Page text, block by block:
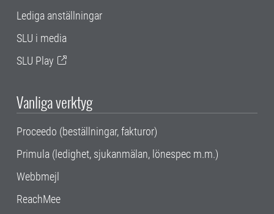
Lediga anställningar
SLU i media
SLU Play
Vanliga verktyg
Proceedo (beställningar, fakturor)
Primula (ledighet, sjukanmälan, lönespec m.m.)
Webbmejl
ReachMee